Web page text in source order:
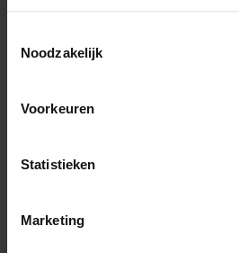
Noodzakelijk
Voorkeuren
Statistieken
Marketing